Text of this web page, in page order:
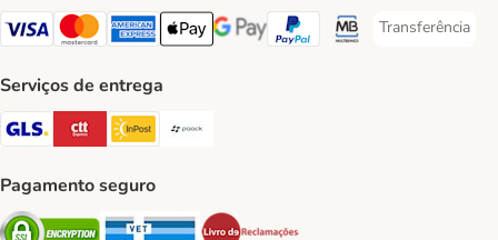
Visa Payment Method
Mastercard Payment Method
American Express Payment Method
Apple Pay Payment Method
Google Pay Payment Method
PayPal Payment Method
Multibanco Payment
Transferência
Transferência
Serviços de entrega
GLS Shipping Method
CTTExpress Shipping Method
InPost Shipping Method
Pagamento seguro
Security Security